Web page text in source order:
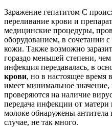
Заражение гепатитом С
переливание крови и
медицинские процедуры,
оборудованием, в сочетании
кожи. Также возможно
гораздо меньшей степени,
инфекция передавалась, в
крови, но в настоящее время
имеет минимальное
проверяются на наличие
передача инфекции от матери
молоке обнаружены
случае, не так много.